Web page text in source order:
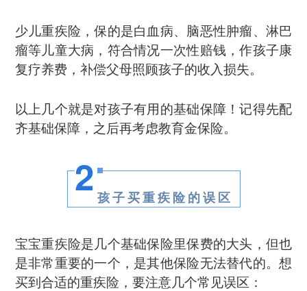
少儿重疾险，保的是白血病、脑恶性肿瘤、淋巴
瘤等儿童大病，符合情况一次性赔钱，作孩子康
复疗养费，补偿父母照顾孩子的收入损失。
以上几个就是对孩子有用的基础保障！记得先配
齐基础保障，之后再考虑教育金保险。
2 孩子买重疾险的误区
宝宝重疾险是几个基础保险里保费的大头，但也
是非常重要的一个，是其他保险无法替代的。想
买到合适的重疾险，要注意几个常见误区：